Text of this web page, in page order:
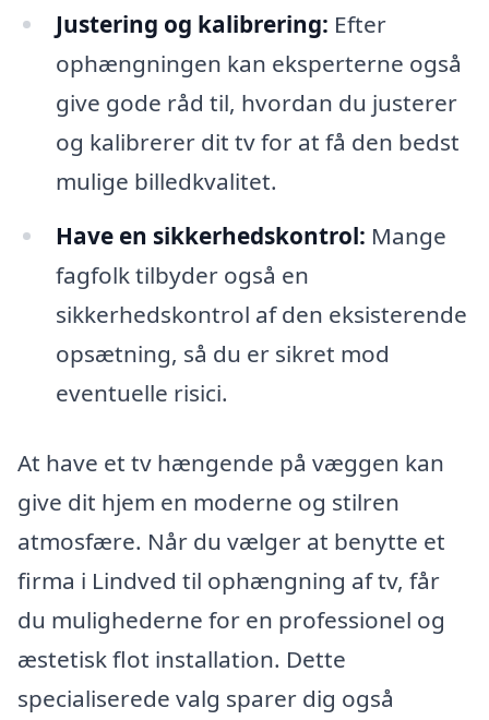
Justering og kalibrering: Efter
ophængningen kan eksperterne også
give gode råd til, hvordan du justerer
og kalibrerer dit tv for at få den bedst
mulige billedkvalitet.
Have en sikkerhedskontrol: Mange
fagfolk tilbyder også en
sikkerhedskontrol af den eksisterende
opsætning, så du er sikret mod
eventuelle risici.
At have et tv hængende på væggen kan
give dit hjem en moderne og stilren
atmosfære. Når du vælger at benytte et
firma i Lindved til ophængning af tv, får
du mulighederne for en professionel og
æstetisk flot installation. Dette
specialiserede valg sparer dig også